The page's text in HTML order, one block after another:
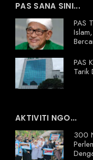
PAS SANA SINI...
PAS
PAS
Tarik
AKTIVITI NGO...
300